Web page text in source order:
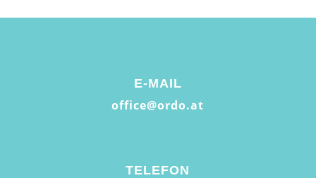
E-MAIL
office@ordo.at
TELEFON